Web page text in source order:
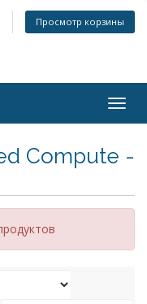
Просмотр корзины
Compute -